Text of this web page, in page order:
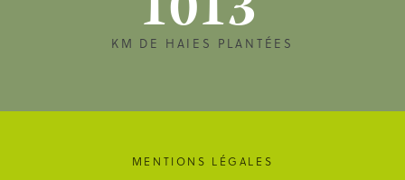
KM DE HAIES PLANTÉES
MENTIONS LÉGALES